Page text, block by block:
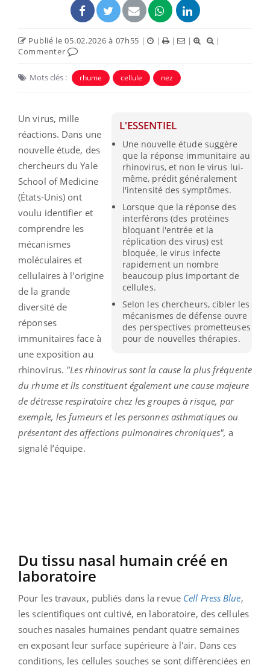
Publié le 05.02.2026 à 07h55 | | | |
|
Commenter
Mots clés : rhume cellule nez
L'ESSENTIEL
Une nouvelle étude suggère
que la réponse immunitaire au
rhinovirus, et non le virus lui-
même, prédit généralement
l'intensité des symptômes.
Lorsque que la réponse des
interférons (des protéines
bloquant l'entrée et la
réplication des virus) est
bloquée, le virus infecte
rapidement un nombre
beaucoup plus important de
cellules.
Selon les chercheurs, cibler les
mécanismes de défense ouvre
des perspectives prometteuses
pour de nouvelles thérapies.
Un virus, mille
réactions. Dans une
nouvelle étude, des
chercheurs du Yale
School of Medicine
(États-Unis) ont
voulu identifier et
comprendre les
mécanismes
moléculaires et
cellulaires à l'origine
de la grande
diversité de
réponses
immunitaires face à
une exposition au
rhinovirus. "Les rhinovirus sont la cause la plus fréquente
du rhume et ils constituent également une cause majeure
de détresse respiratoire chez les groupes à risque, par
exemple, les fumeurs et les personnes asthmatiques ou
présentant des affections pulmonaires chroniques", a
signalé l’équipe.
Du tissu nasal humain créé en
laboratoire
Pour les travaux, publiés dans la revue Cell Press Blue,
les scientifiques ont cultivé, en laboratoire, des cellules
souches nasales humaines pendant quatre semaines
en exposant leur surface supérieure à l'air. Dans ces
conditions, les cellules souches se sont différenciées en